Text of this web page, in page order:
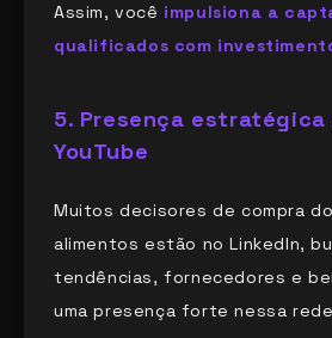
Assim, você impulsiona a
qualificados com
5. Presença estratégica
YouTube
Muitos decisores de compra
alimentos estão no LinkedIn,
tendências, fornecedores e
uma presença forte nessa